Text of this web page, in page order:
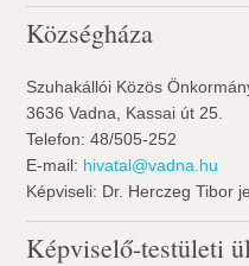
Községháza
Szuhakállói Közös
3636 Vadna, Kassai út 25.
Telefon: 48/505-252
E-mail: hivatal@vadna.hu
Képviseli: Dr. Herczeg Tibor
Képviselő-testületi